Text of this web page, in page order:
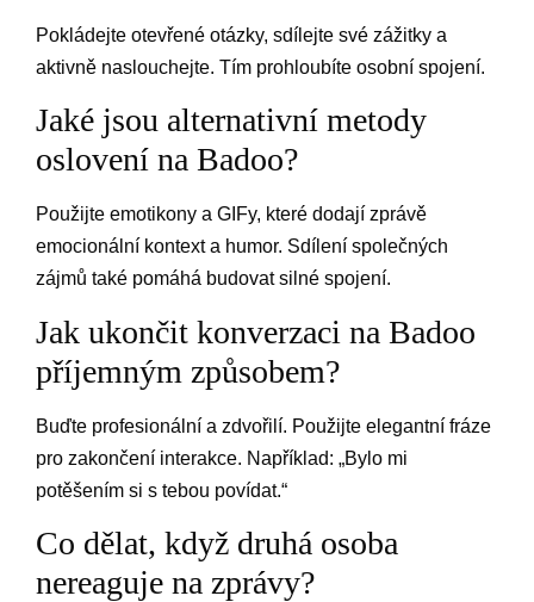
Pokládejte otevřené otázky, sdílejte své zážitky a
aktivně naslouchejte. Tím prohloubíte osobní spojení.
Jaké jsou alternativní metody
oslovení na Badoo?
Použijte emotikony a GIFy, které dodají zprávě
emocionální kontext a humor. Sdílení společných
zájmů také pomáhá budovat silné spojení.
Jak ukončit konverzaci na Badoo
příjemným způsobem?
Buďte profesionální a zdvořilí. Použijte elegantní fráze
pro zakončení interakce. Například: „Bylo mi
potěšením si s tebou povídat.“
Co dělat, když druhá osoba
nereaguje na zprávy?